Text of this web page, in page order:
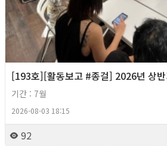
[193호][활동보고 #종걸] 2026년 상반
기간 : 7월
2026-08-03 18:15
92